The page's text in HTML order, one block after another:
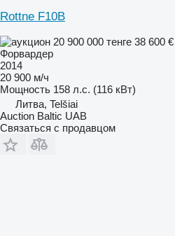
Rottne F10B
20 900 000 тенге 38 600 €
Форвардер
2014
20 900 м/ч
Мощность 158 л.с. (116 кВт)
Литва, Telšiai
Auction Baltic UAB
Связаться с продавцом